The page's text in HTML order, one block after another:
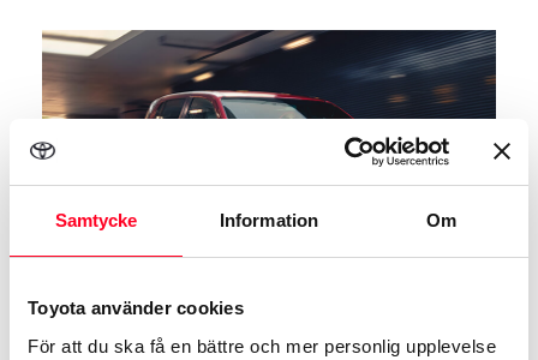
Samtycke Information Om
Toyota använder cookies
För att du ska få en bättre och mer personlig upplevelse